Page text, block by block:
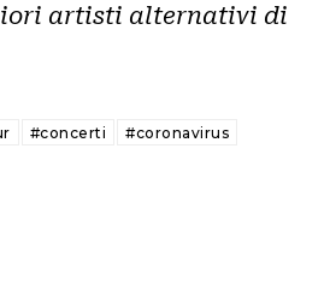
artisti alternativi di
#concerti
#coronavirus